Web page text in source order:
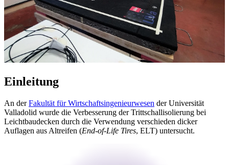
Einleitung
An derFakultät für Wirtschaftsingenieurwesen der Universität
Valladolid wurde die Verbesserung der Trittschallisolierung bei
Leichtbaudecken durch die Verwendung verschieden dicker
Auflagen aus Altreifen (End-of-Life Tires, ELT) untersucht.